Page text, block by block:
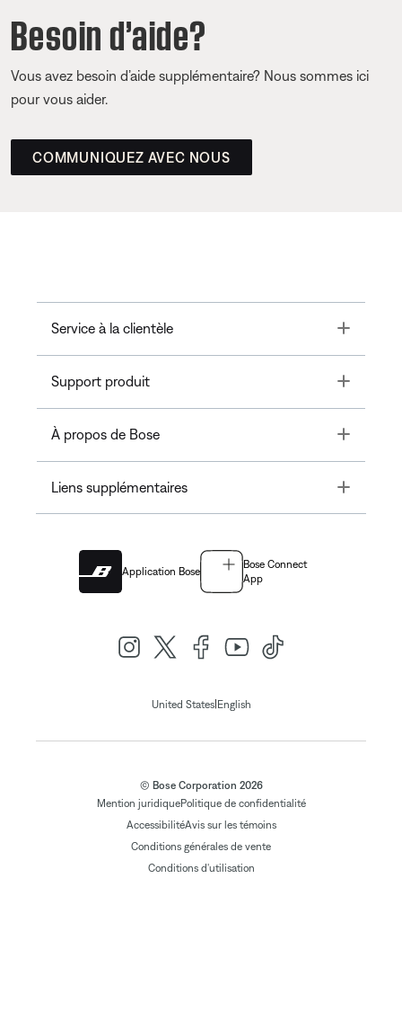
Besoin d’aide?
Vous avez besoin d’aide supplémentaire? Nous sommes ici
pour vous aider.
COMMUNIQUEZ AVEC NOUS
Service à la clientèle Toggle
Support produit Toggle
À propos de Bose Toggle
Liens supplémentaires Toggle
Application Bose
Bose Connect
App
United States| English
© Bose Corporation 2026
Mention juridiquePolitique de confidentialité
AccessibilitéAvis sur les témoins
Conditions générales de vente
Conditions d'utilisation